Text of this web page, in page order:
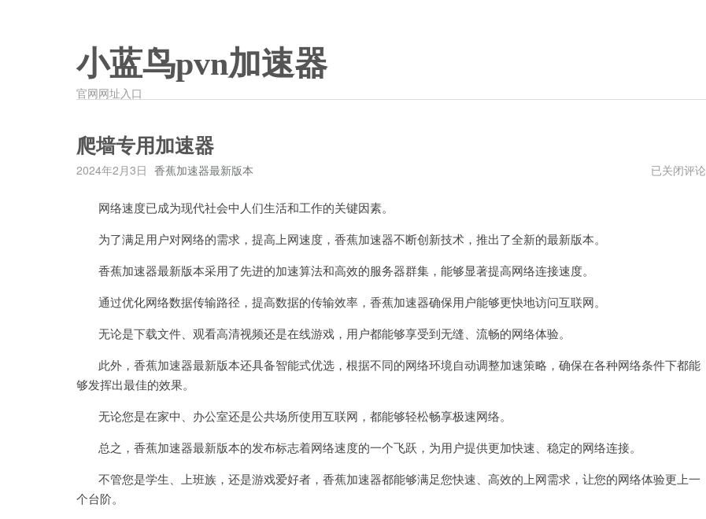
小蓝鸟pvn加速器
官网网址入口
爬墙专用加速器
2024年2月3日 香蕉加速器最新版本
爬
已关闭评论
网络速度已成为现代社会中人们生活和工作的关键因素。
为了满足用户对网络的需求，提高上网速度，香蕉加速器不断创新技术，推出了全新的最新版本。
香蕉加速器最新版本采用了先进的加速算法和高效的服务器群集，能够显著提高网络连接速度。
通过优化网络数据传输路径，提高数据的传输效率，香蕉加速器确保用户能够更快地访问互联网。
无论是下载文件、观看高清视频还是在线游戏，用户都能够享受到无缝、流畅的网络体验。
此外，香蕉加速器最新版本还具备智能式优选，根据不同的网络环境自动调整加速策略，确保在各种网络条件下都能
够发挥出最佳的效果。
无论您是在家中、办公室还是公共场所使用互联网，都能够轻松畅享极速网络。
总之，香蕉加速器最新版本的发布标志着网络速度的一个飞跃，为用户提供更加快速、稳定的网络连接。
不管您是学生、上班族，还是游戏爱好者，香蕉加速器都能够满足您快速、高效的上网需求，让您的网络体验更上一
个台阶。